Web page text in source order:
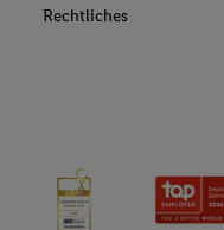
Rechtliches